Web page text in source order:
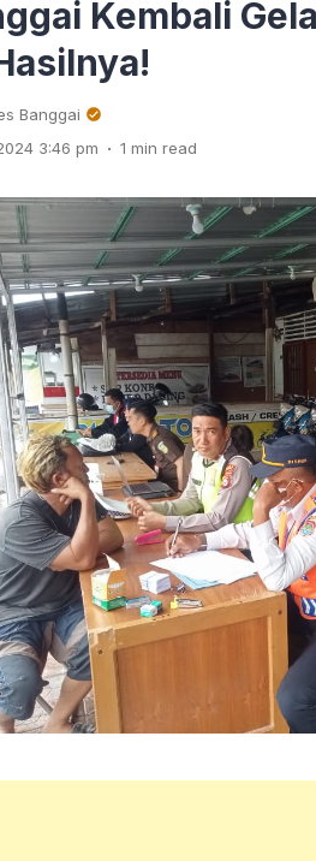
Kembali
Banggai
3:46 pm . 1 min read